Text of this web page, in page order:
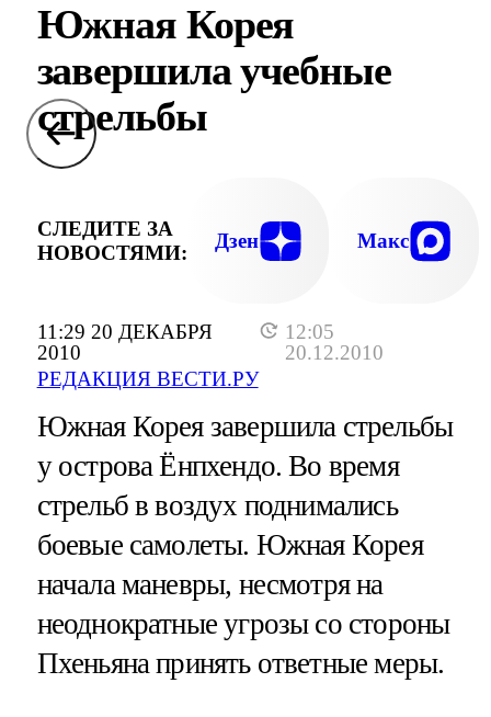
11:29 20 ДЕКАБРЯ
2010
12:05
20.12.2010
РЕДАКЦИЯ ВЕСТИ.РУ
Южная Корея
завершила учебные
стрельбы
СЛЕДИТЕ ЗА
НОВОСТЯМИ:
Дзен Макс
Южная Корея завершила стрельбы
у острова Ёнпхендо. Во время
стрельб в воздух поднимались
боевые самолеты. Южная Корея
начала маневры, несмотря на
неоднократные угрозы со стороны
Пхеньяна принять ответные меры.